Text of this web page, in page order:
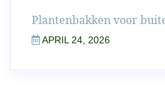
Plantenbakken voor
APRIL 24, 2026